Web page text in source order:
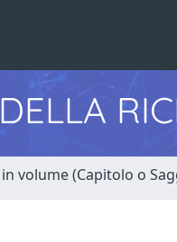
volume (Capitolo o